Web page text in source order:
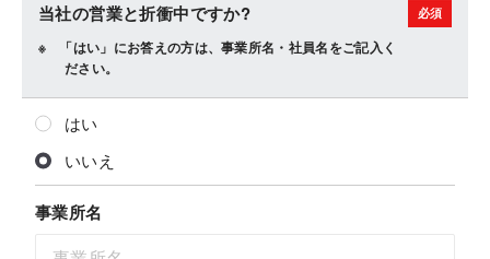
当社の営業と折衝中ですか?
「はい」にお答えの方は、事業所名・社員名をご記入く
ださい。
はい
いいえ
事業所名